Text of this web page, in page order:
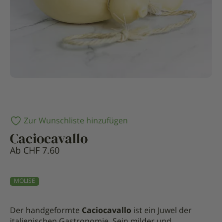
Zur Wunschliste hinzufügen
Caciocavallo
Ab CHF 7.60
MOLISE
Der handgeformte Caciocavallo ist ein Juwel der